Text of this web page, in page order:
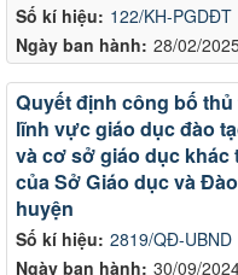
Số kí hiệu: 122/KH-PGDĐT
Ngày ban hành: 28/02/
Số kí hiệu: 2819/QĐ-UBND
Ngày ban hành: 30/09/
Quyết định công bố
lĩnh vực giáo dục đào
và cơ sở giáo dục khác
của Sở Giáo dục và
huyện